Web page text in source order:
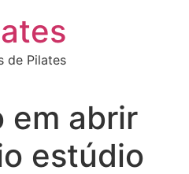
de Pilates
em abrir
estúdio